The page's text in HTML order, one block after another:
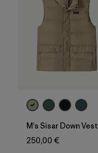
M's Sisar Down Vest
250,00 €